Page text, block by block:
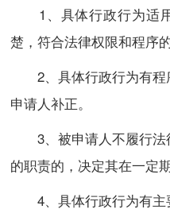
1、具体行政行为适
楚，符合法律权限和程序
2、具体行政行为有程
申请人补正。
3、被申请人不履行法
的职责的，决定其在一定
4、具体行政行为有主